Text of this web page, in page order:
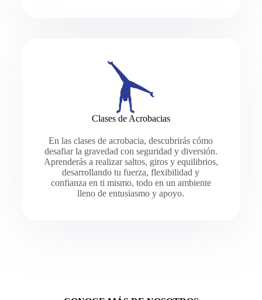
Clases de Acrobacias
En las clases de acrobacia, descubrirás cómo
desafiar la gravedad con seguridad y diversión.
Aprenderás a realizar saltos, giros y equilibrios,
desarrollando tu fuerza, flexibilidad y
confianza en ti mismo, todo en un ambiente
lleno de entusiasmo y apoyo.